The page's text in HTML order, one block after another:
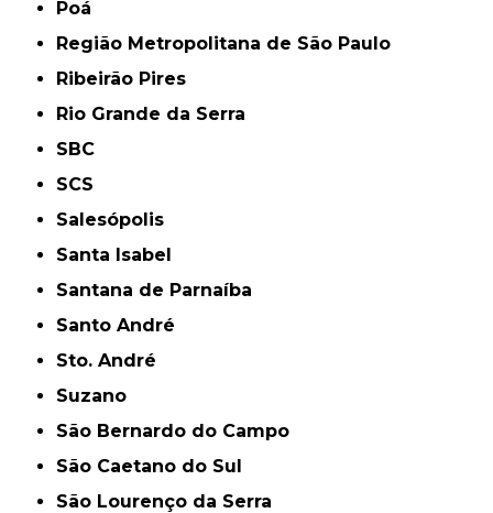
Poá
Região Metropolitana de São Paulo
Ribeirão Pires
Rio Grande da Serra
SBC
SCS
Salesópolis
Santa Isabel
Santana de Parnaíba
Santo André
Sto. André
Suzano
São Bernardo do Campo
São Caetano do Sul
São Lourenço da Serra